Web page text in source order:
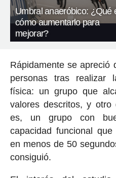
Umbral anaeróbico: ¿Qué
cómo aumentarlo para
mejorar?
Rápidamente se apreció
personas tras realizar
física: un grupo que
valores descritos, y
es, un grupo con
capacidad funcional
en menos de 50
consiguió.